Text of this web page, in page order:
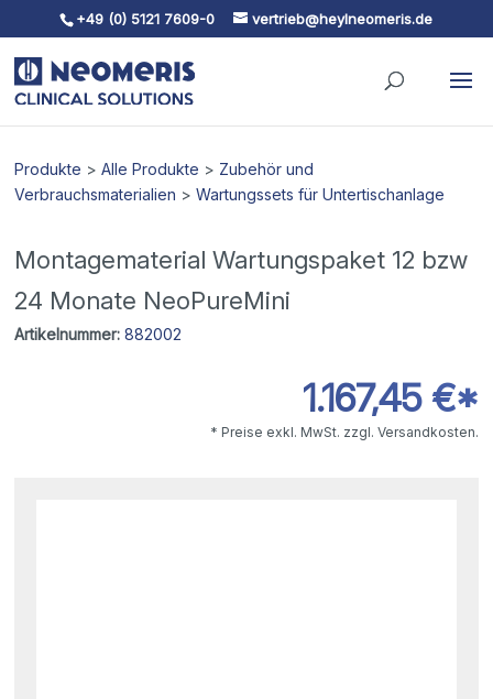
Skip To Content
+49 (0) 5121 7609-0 vertrieb@heylneomeris.de
Produkte >Alle Produkte > Zubehör und
Verbrauchsmaterialien >Wartungssets für Untertischanlage
Montagematerial Wartungspaket 12 bzw
24 Monate NeoPureMini
Artikelnummer: 882002
1.167,45 €*
* Preise exkl. MwSt. zzgl. Versandkosten.